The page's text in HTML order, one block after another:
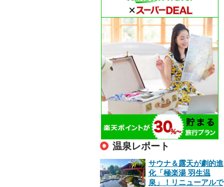
温泉レポート
サウナ＆露天が劇的進
化「極楽湯 羽生温
泉」！リニューアルで